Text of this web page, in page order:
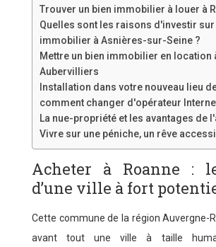
Trouver un bien immobilier à louer à
Quelles sont les raisons d'investir
immobilier à Asnières-sur-Seine ?
Mettre un bien immobilier en location
Aubervilliers
Installation dans votre nouveau lieu
comment changer d'opérateur
La nue-propriété et les avantages de
Vivre sur une péniche, un rêve
Acheter à Roanne :
d’une ville à fort
Cette commune de la région Auvergne-
avant tout une ville à taille